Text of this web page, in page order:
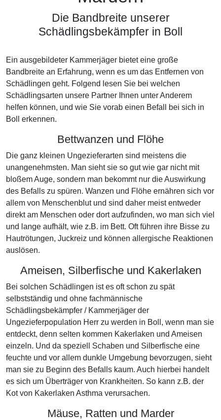
Die Bandbreite unserer
Schädlingsbekämpfer in Boll
Ein ausgebildeter Kammerjäger bietet eine große
Bandbreite an Erfahrung, wenn es um das Entfernen von
Schädlingen geht. Folgend lesen Sie bei welchen
Schädlingsarten unsere Partner Ihnen unter Anderem
helfen können, und wie Sie vorab einen Befall bei sich in
Boll erkennen.
Bettwanzen und Flöhe
Die ganz kleinen Ungezieferarten sind meistens die
unangenehmsten. Man sieht sie so gut wie gar nicht mit
bloßem Auge, sondern man bekommt nur die Auswirkung
des Befalls zu spüren. Wanzen und Flöhe ernähren sich vor
allem von Menschenblut und sind daher meist entweder
direkt am Menschen oder dort aufzufinden, wo man sich viel
und lange aufhält, wie z.B. im Bett. Oft führen ihre Bisse zu
Hautrötungen, Juckreiz und können allergische Reaktionen
auslösen.
Ameisen, Silberfische und Kakerlaken
Bei solchen Schädlingen ist es oft schon zu spät
selbstständig und ohne fachmännische
Schädlingsbekämpfer / Kammerjäger der
Ungezieferpopulation Herr zu werden in Boll, wenn man sie
entdeckt, denn selten kommen Kakerlaken und Ameisen
einzeln. Und da speziell Schaben und Silberfische eine
feuchte und vor allem dunkle Umgebung bevorzugen, sieht
man sie zu Beginn des Befalls kaum. Auch hierbei handelt
es sich um Überträger von Krankheiten. So kann z.B. der
Kot von Kakerlaken Asthma verursachen.
Mäuse, Ratten und Marder